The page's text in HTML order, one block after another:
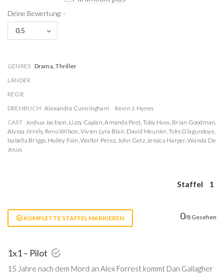
Deine Bewertung: -
0.5
GENRES Drama, Thriller
LÄNDER
REGIE
DREHBUCH Alexandra Cunningham
Kevin J. Hynes
CAST
Joshua Jackson Lizzy Caplan ,Amanda Peet Toby Huss Brian Goodman
Alyssa Jirrels Reno Wilson Vivien Lyra Blair, David Meunier,Toks Olagundoye,
Isabella Briggs Holley Fain ,Walter Perez John Getz, Jessica Harper,Wanda De
Jesus
Staffel 1
KOMPLETTE STAFFEL MARKIEREN 0/8 Gesehen
1x1 – Pilot
15 Jahre nach dem Mord an Alex Forrest kommt Dan Gallagher